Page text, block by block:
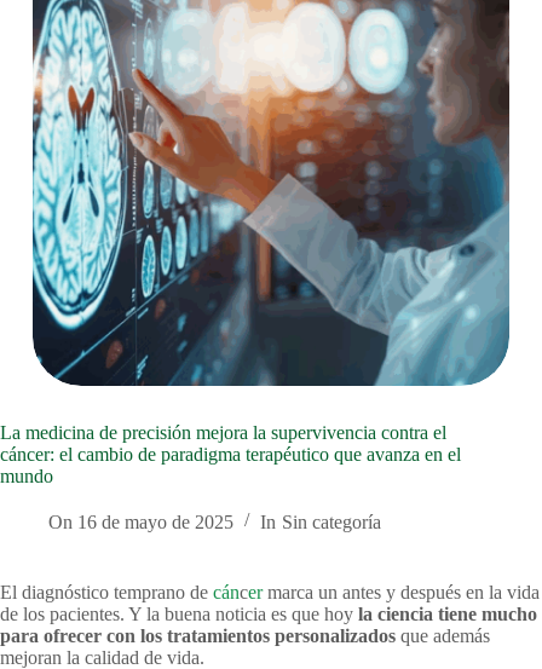
La medicina de precisión mejora la supervivencia contra el
cáncer: el cambio de paradigma terapéutico que avanza en el
mundo
On 16 de mayo de 2025 In Sin categoría
El diagnóstico temprano de cáncermarca un antes y después en la vida
de los pacientes. Y la buena noticia es que hoy la ciencia tiene mucho
para ofrecer con los tratamientos personalizados que además
mejoran la calidad de vida.